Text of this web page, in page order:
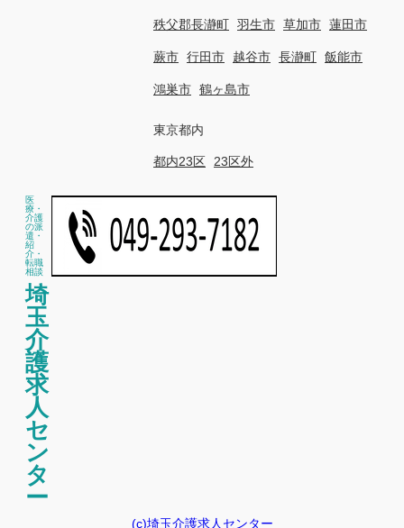
秩父郡長瀞町 羽生市 草加市 蓮田市
蕨市 行田市 越谷市 長瀞町 飯能市
鴻巣市 鶴ヶ島市
東京都内
都内23区 23区外
医
療・
介護
の派
遣・
紹
介・
転職
相談
埼
玉
介
護
求
人
セ
ン
タ
ー
(c)埼玉介護求人センター